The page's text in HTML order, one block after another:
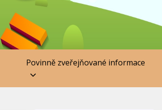
Povinně zveřejňované informace